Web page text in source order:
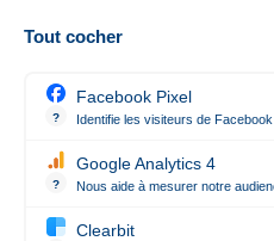
Ean13
ÉtatNouveau produit
Tout cocher
?
Facebook Pixel
Identifie les visiteurs de Facebook
?
Google Analytics 4
Nous aide à mesurer notre
Clearbit